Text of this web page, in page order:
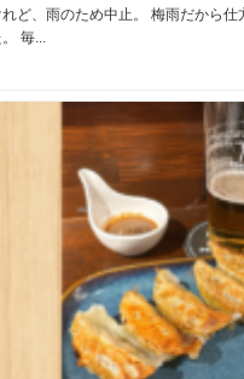
ど、雨のため中止。 梅雨だから仕
毎...